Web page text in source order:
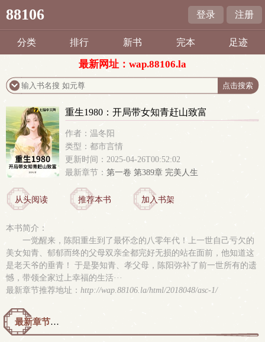
88106 登录 注册
分类 排行 新书 完本 足迹
最新网址：wap.88106.la
重生1980：开局带女知青赶山致富
作者：温冬阳
类型：都市言情
更新时间：2025-04-26T00:52:02
最新章节： 第一卷 第389章 完美人生
从头阅读 推荐本书 加入书架
本书简介：
一觉醒来，陈阳重生到了最怀念的八零年代！上一世自己亏欠的
美女知青、郁郁而终的父母双亲全都完好无损的站在面前，他知道这
是老天爷的垂青！ 于是娶知青、孝父母，陈阳弥补了前一世所有的遗
憾，带领全家过上幸福的生活···
最新章节推荐地址： http://wap.88106.la/html/2018048/asc-1/
最新章节预览 更新时间：2025-04-26T00:52:02